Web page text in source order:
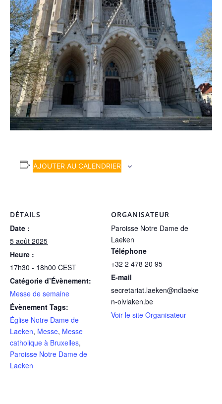
AJOUTER AU CALENDRIER
DÉTAILS
Date :
5 août 2025
Heure :
17h30 - 18h00 CEST
Catégorie d’Évènement:
Messe de semaine
Évènement Tags:
Église Notre Dame de
Laeken, Messe, Messe
catholique à Bruxelles,
Paroisse Notre Dame de
Laeken
ORGANISATEUR
Paroisse Notre Dame de
Laeken
Téléphone
+32 2 478 20 95
E-mail
secretariat.laeken@ndlaeke
n-olvlaken.be
Voir le site Organisateur